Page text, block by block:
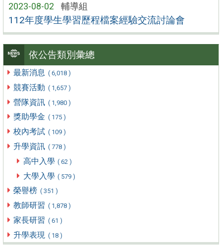
2023-08-02 輔導組
112年度學生學習歷程檔案經驗交流討論會
依公告類別彙總
最新消息 ( 6,018 )
競賽活動 ( 1,657 )
營隊資訊 ( 1,980 )
獎助學金 ( 175 )
校內考試 ( 109 )
升學資訊 ( 778 )
高中入學 ( 62 )
大學入學 ( 579 )
榮譽榜 ( 351 )
教師研習 ( 1,878 )
家長研習 ( 61 )
升學表現 ( 18 )